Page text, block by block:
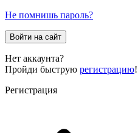
Не помнишь пароль?
Войти на сайт
Нет аккаунта?
Пройди быструю регистрацию!
Регистрация